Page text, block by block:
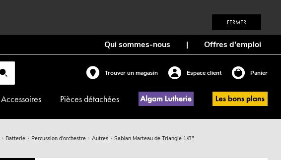
FERMER
Qui sommes-nous | Offres d'emploi
Trouver un magasin Espace client Panier
Accessoires Pièces détachées
Batterie Percussion d'orchestre Autres Sabian Marteau de Triangle 1/8"